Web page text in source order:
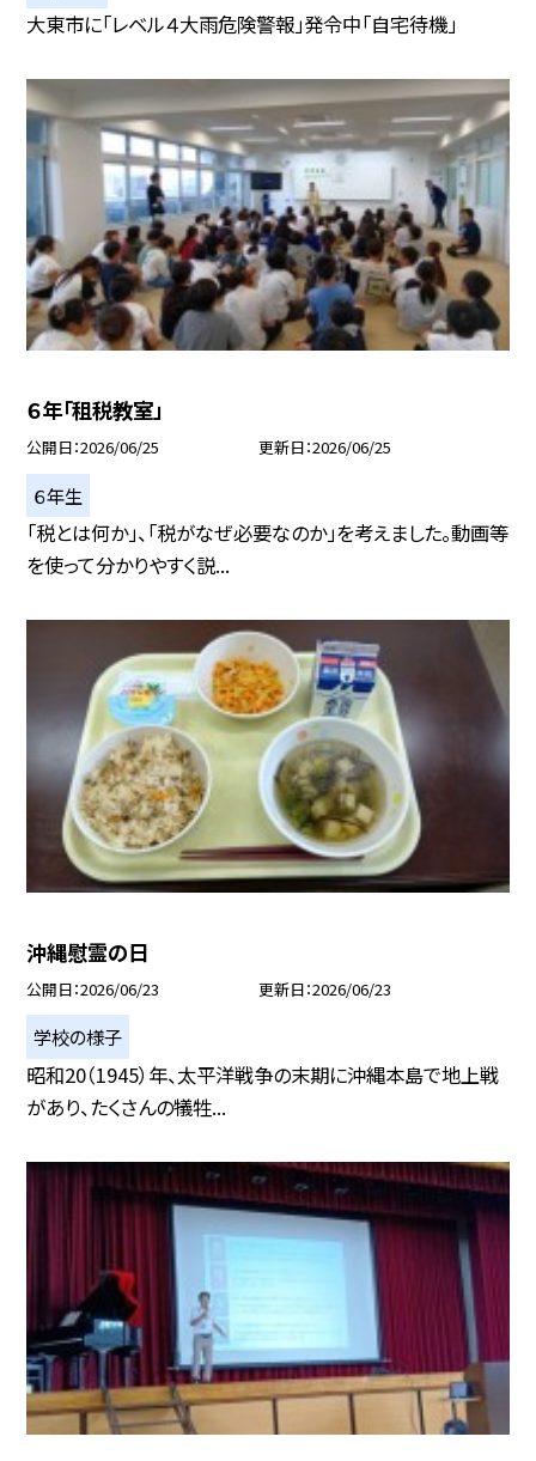
大東市に「レベル４大雨危険警報」発令中「自宅待機」
６年「租税教室」
公開日 2026/06/25 更新日 2026/06/25
６年生
「税とは何か」、「税がなぜ必要なのか」を考えました。動画等
を使って分かりやすく説...
沖縄慰霊の日
公開日 2026/06/23 更新日 2026/06/23
学校の様子
昭和20（1945）年、太平洋戦争の末期に沖縄本島で地上戦
があり、たくさんの犠牲...